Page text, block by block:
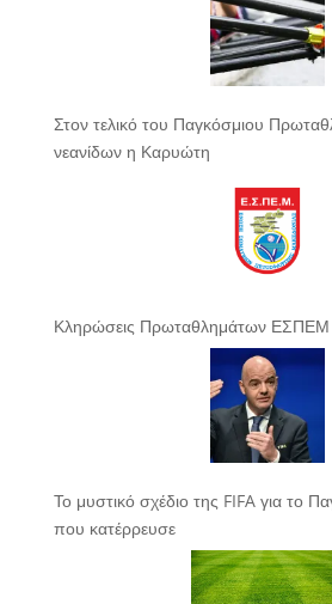
Στον τελικό του Παγκόσμιου
νεανίδων η Καρυώτη
Κληρώσεις Πρωταθλημάτων
Το μυστικό σχέδιο της FIFA για το
που κατέρρευσε